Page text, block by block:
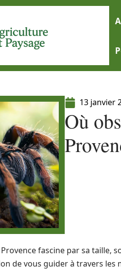
13 janvier
Où
fascine par sa taille,
de vous guider à travers